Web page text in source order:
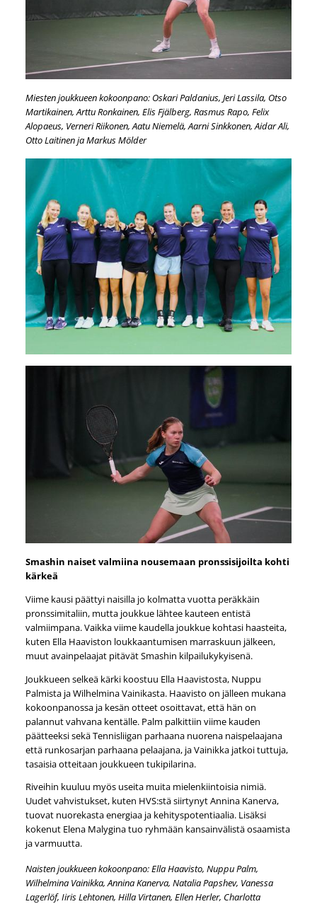
Miesten joukkueen kokoonpano: Oskari Paldanius, Jeri Lassila, Otso
Martikainen, Arttu Ronkainen, Elis Fjälberg, Rasmus Rapo, Felix
Alopaeus, Verneri Riikonen, Aatu Niemelä, Aarni Sinkkonen, Aidar Ali,
Otto Laitinen ja Markus Mölder
Smashin naiset valmiina nousemaan pronssisijoilta kohti
kärkeä
Viime kausi päättyi naisilla jo kolmatta vuotta peräkkäin
pronssimitaliin, mutta joukkue lähtee kauteen entistä
valmiimpana. Vaikka viime kaudella joukkue kohtasi haasteita,
kuten Ella Haaviston loukkaantumisen marraskuun jälkeen,
muut avainpelaajat pitävät Smashin kilpailukykyisenä.
Joukkueen selkeä kärki koostuu Ella Haavistosta, Nuppu
Palmista ja Wilhelmina Vainikasta. Haavisto on jälleen mukana
kokoonpanossa ja kesän otteet osoittavat, että hän on
palannut vahvana kentälle. Palm palkittiin viime kauden
päätteeksi sekä Tennisliigan parhaana nuorena naispelaajana
että runkosarjan parhaana pelaajana, ja Vainikka jatkoi tuttuja,
tasaisia otteitaan joukkueen tukipilarina.
Riveihin kuuluu myös useita muita mielenkiintoisia nimiä.
Uudet vahvistukset, kuten HVS:stä siirtynyt Annina Kanerva,
tuovat nuorekasta energiaa ja kehityspotentiaalia. Lisäksi
kokenut Elena Malygina tuo ryhmään kansainvälistä osaamista
ja varmuutta.
Naisten joukkueen kokoonpano: Ella Haavisto, Nuppu Palm,
Wilhelmina Vainikka, Annina Kanerva, Natalia Papshev, Vanessa
Lagerlöf, Iiris Lehtonen, Hilla Virtanen, Ellen Herler, Charlotta